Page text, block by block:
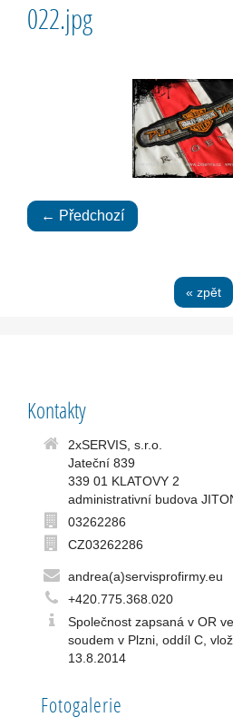
022.jpg
← Předchozí
« zpět
Kontakty
2xSERVIS, s.r.o.
Jateční 839
339 01 KLATOVY 2
administrativní budova
03262286
CZ03262286
andrea(a)servisprofirmy.eu
+420.775.368.020
Společnost zapsaná v OR
soudem v Plzni, oddíl C,
13.8.2014